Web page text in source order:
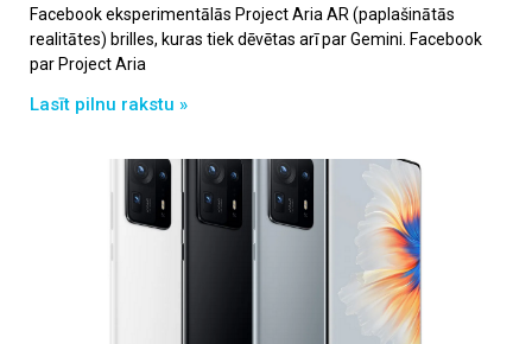
Facebook eksperimentālās Project Aria AR (paplašinātās
realitātes) brilles, kuras tiek dēvētas arī par Gemini. Facebook
par Project Aria
Lasīt pilnu rakstu »